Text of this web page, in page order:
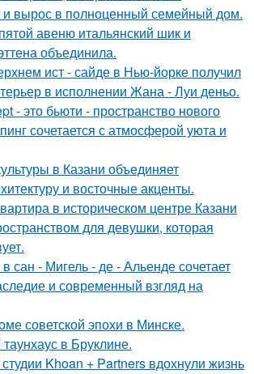
вырос в полноценный семейный дом.
авеню итальянский шик и
объединила.
ист - сайде в Нью-йорке получил
в исполнении Жана - Луи деньо.
- это бьюти - пространство нового
сочетается с атмосферой уюта и
в Казани объединяет
и восточные акценты.
в историческом центре Казани
для девушки, которая
сан - Мигель - де - Альенде сочетает
и современный взгляд на
советской эпохи в Минске.
в Бруклине.
Khoan + Partners вдохнули жизнь